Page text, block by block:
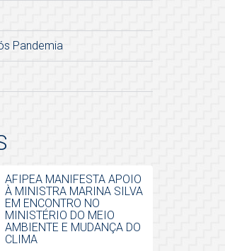
Pandemia
AFIPEA MANIFESTA APOIO
À MINISTRA MARINA SILVA
EM ENCONTRO NO
MINISTÉRIO DO MEIO
AMBIENTE E MUDANÇA DO
CLIMA